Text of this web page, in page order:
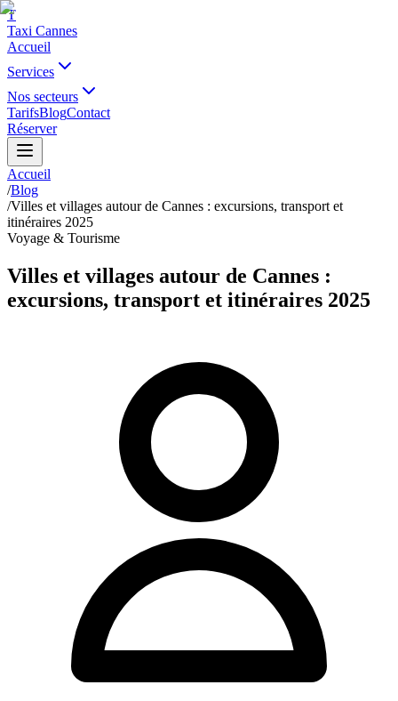
T
Taxi Cannes
Accueil
Services
Nos secteurs
TarifsBlogContact
Réserver
Accueil
/Blog
/Villes et villages autour de Cannes : excursions, transport et
itinéraires 2025
Voyage & Tourisme
Villes et villages autour de Cannes :
excursions, transport et itinéraires 2025